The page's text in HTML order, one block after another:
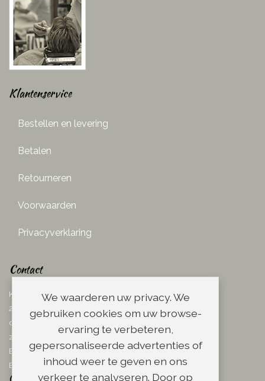
Klantenservice
Bestellen en levering
Betalen
Retourneren
Voorwaarden
Privacyverklaring
Contact
Ketelboetersteeg 29
2311 TN Leiden
dins. - vrij. 08.00 - 17.00 uur
zaterdag 08.00 - 13.00 uur
Email:info@scheerwinkel.nl
Bel: 071 - 5128188
We waarderen uw privacy. We
gebruiken cookies om uw browse-
ervaring te verbeteren,
gepersonaliseerde advertenties of
inhoud weer te geven en ons
verkeer te analyseren. Door op